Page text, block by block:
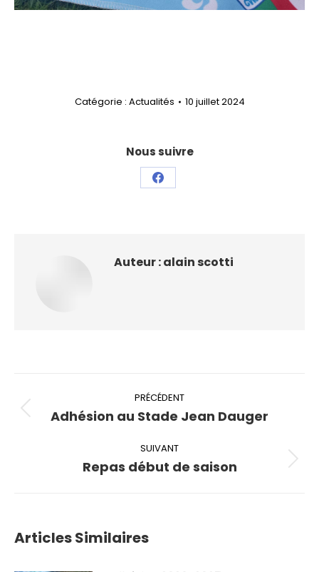
Catégorie : Actualités 10 juillet 2024
Nous suivre
Partager
Auteur :alain scotti
article
PRÉCÉDENT
Article
:
Adhésion au Stade Jean Dauger
SUIVANT
Article
Repas début de saison
Articles Similaires